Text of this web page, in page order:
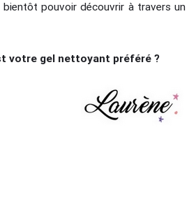
pouvoir découvrir à travers un
votre gel nettoyant préféré ?